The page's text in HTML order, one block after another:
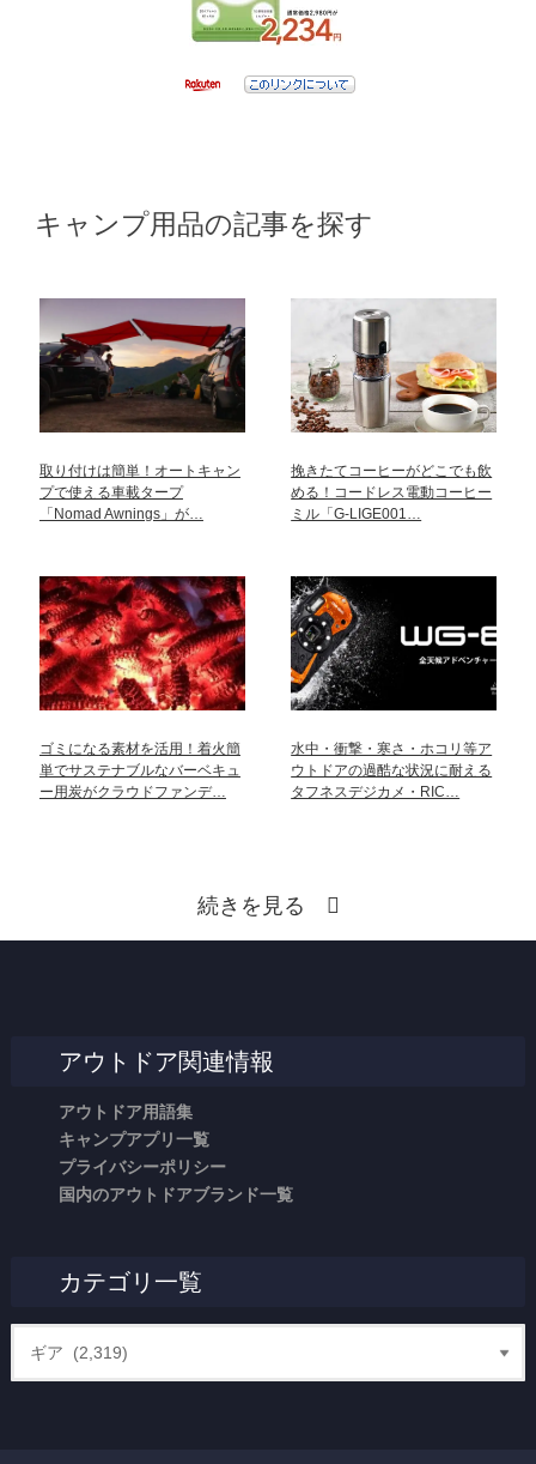
キャンプ用品の記事を探す
取り付けは簡単！オートキャン
プで使える車載タープ
「Nomad Awnings」が…
挽きたてコーヒーがどこでも飲
める！コードレス電動コーヒー
ミル「G-LIGE001…
ゴミになる素材を活用！着火簡
単でサステナブルなバーベキュ
ー用炭がクラウドファンデ…
水中・衝撃・寒さ・ホコリ等ア
ウトドアの過酷な状況に耐える
タフネスデジカメ・RIC…
続きを見る
アウトドア関連情報
アウトドア用語集
キャンプアプリ一覧
プライバシーポリシー
国内のアウトドアブランド一覧
カテゴリ一覧